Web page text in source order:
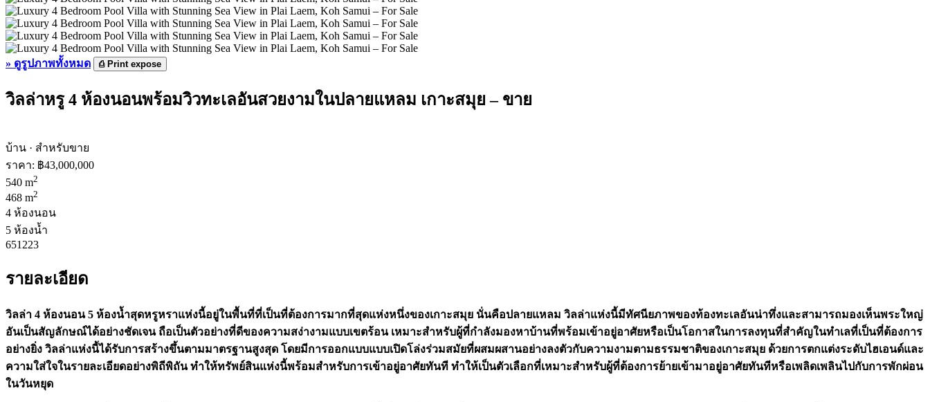
» ดูรูปภาพทั้งหมด ⎙Print expose
วิลล่าหรู 4 ห้องนอนพร้อมวิวทะเลอันสวยงามในปลายแหลม เกาะสมุย – ขาย
บ้าน · สำหรับขาย
ราคา: ฿43,000,000
540 m2
468 m2
4 ห้องนอน
5 ห้องน้ำ
651223
รายละเอียด
วิลล่า 4 ห้องนอน 5 ห้องน้ำสุดหรูหราแห่งนี้อยู่ในพื้นที่ที่เป็นที่ต้องการมากที่สุดแห่งหนึ่งของเกาะสมุย นั่นคือปลายแหลม วิลล่าแห่งนี้มีทัศนียภาพของท้องทะเลอันน่าทึ่งและสามารถมองเห็นพระใหญ่
อันเป็นสัญลักษณ์ได้อย่างชัดเจน ถือเป็นตัวอย่างที่ดีของความสง่างามแบบเขตร้อน เหมาะสำหรับผู้ที่กำลังมองหาบ้านที่พร้อมเข้าอยู่อาศัยหรือเป็นโอกาสในการลงทุนที่สำคัญในทำเลที่เป็นที่ต้องการ
อย่างยิ่ง วิลล่าแห่งนี้ได้รับการสร้างขึ้นตามมาตรฐานสูงสุด โดยมีการออกแบบแบบเปิดโล่งร่วมสมัยที่ผสมผสานอย่างลงตัวกับความงามตามธรรมชาติของเกาะสมุย ด้วยการตกแต่งระดับไฮเอนด์และ
ความใส่ใจในรายละเอียดอย่างพิถีพิถัน ทำให้ทรัพย์สินแห่งนี้พร้อมสำหรับการเข้าอยู่อาศัยทันที ทำให้เป็นตัวเลือกที่เหมาะสำหรับผู้ที่ต้องการย้ายเข้ามาอยู่อาศัยทันทีหรือเพลิดเพลินไปกับการพักผ่อน
ในวันหยุด